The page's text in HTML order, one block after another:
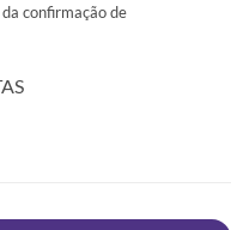
confirmação de